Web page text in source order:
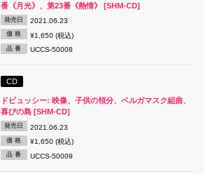
番《月光》、第23番《熱情》 [SHM-CD]
発売日 2021.06.23
価 格 ¥1,650 (税込)
品 番 UCCS-50008
CD
ドビュッシー: 映像、子供の領分、ベルガマスク組曲、
喜びの島 [SHM-CD]
発売日 2021.06.23
価 格 ¥1,650 (税込)
品 番 UCCS-50009